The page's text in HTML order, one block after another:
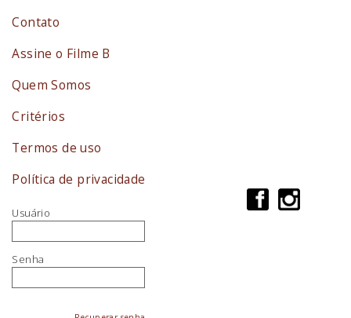
Contato
Assine o Filme B
Quem Somos
Critérios
Termos de uso
Política de privacidade
Usuário
Senha